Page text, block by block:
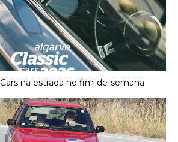
na estrada no fim-de-semana